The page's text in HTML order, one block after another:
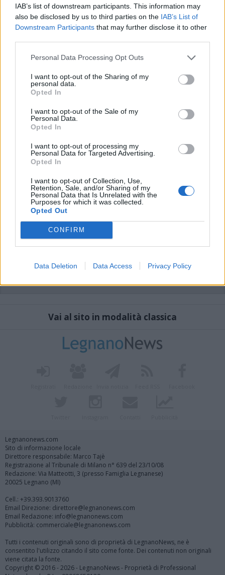
IAB’s list of downstream participants. This information may
also be disclosed by us to third parties on the IAB’s List of
Downstream Participants that may further disclose it to other
Personal Data Processing Opt Outs
I want to opt-out of the Sharing of my
personal data.
Opted In
I want to opt-out of the Sale of my
Personal Data.
Opted In
I want to opt-out of processing my
Personal Data for Targeted Advertising.
Opted In
I want to opt-out of Collection, Use,
Retention, Sale, and/or Sharing of my
Personal Data that Is Unrelated with the
Purposes for which it was collected.
Opted Out
CONFIRM
Data Deletion Data Access Privacy Policy
articolo.
L'email è richiesta ma non verrà mostrata ai visitatori. Il contenuto di questo
commento esprime il pensiero dell'autore e non rappresenta la linea editoriale
possono essere automaticamente pubblicati senza filtro preventivo. I commenti
che includano uno o più link a siti esterni verranno rimossi in automatico dal
Vai al sito in modalità classica
Legnanonews.com
Sito di informazione locale
Direttore responsabile: Marco Tajè
Registrazione al Tribunale di Milano n° 639 del 23/10/08
Redazione: Via Matteotti, 3 (presso Famiglia Legnanese)
20025 Legnano (MI)
Cell.: +39.393.9013760
Email Direzione: direttore@legnanonews.com
Email Redazione: info@legnanonews.com
Pubblicità: commerciale@legnanonews.com
Tutti i contenuti originali sono di proprietà di LegnanoNews, ne è
consentito l'utilizzo citando il sito come fonte. Dei contenuti non originali
viene citata la fonte.
Copyright © 2016 - 2026 - LegnanoNews - Proprietà di Professional